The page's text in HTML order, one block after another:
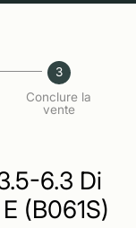
3
Conclure la
vente
6.3 Di
(B061S)